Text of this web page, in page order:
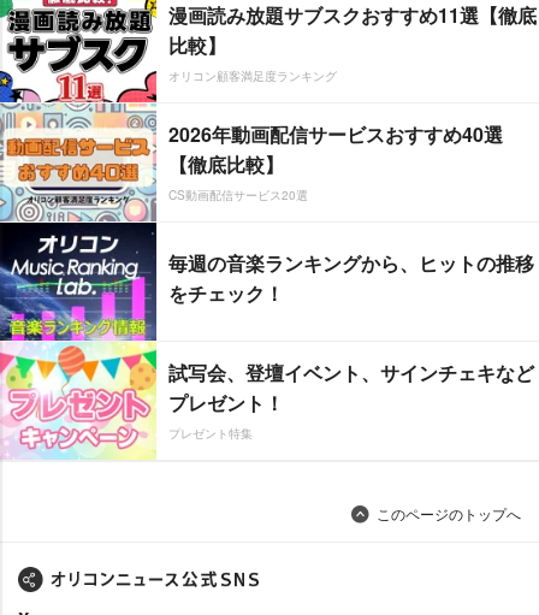
漫画読み放題サブスクおすすめ11選【徹底
比較】
オリコン顧客満足度ランキング
2026年動画配信サービスおすすめ40選
【徹底比較】
CS動画配信サービス20選
毎週の音楽ランキングから、ヒットの推移
をチェック！
試写会、登壇イベント、サインチェキなど
プレゼント！
プレゼント特集
このページのトップへ